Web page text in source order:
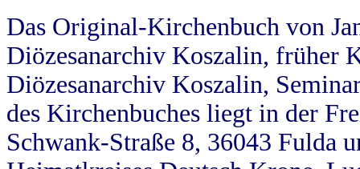
Das Original-Kirchenbuch von
Diözesanarchiv Koszalin, früher
Diözesanarchiv Koszalin,
des Kirchenbuches liegt in der
Schwank-Straße 8, 36043 Fulda